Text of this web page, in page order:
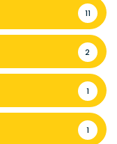
11
2
1
1